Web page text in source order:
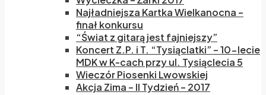
Najładniejsza Kartka Wielkanocna –
finał konkursu
“Świat z gitarą jest fajniejszy”
Koncert Z.P. i T. “Tysiąclatki” – 10-lecie
MDK w K-cach przy ul. Tysiąclecia 5
Wieczór Piosenki Lwowskiej
Akcja Zima – II Tydzień – 2017